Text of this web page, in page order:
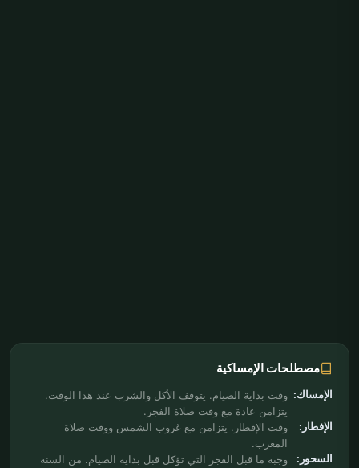
مصطلحات الإمساكية
الإمساك: وقت بداية الصيام. يتوقف الأكل والشرب عند هذا الوقت.
يتزامن عادة مع وقت صلاة الفجر.
الإفطار:
وقت الإفطار. يتزامن مع غروب الشمس ووقت صلاة
المغرب.
السحور:
وجبة ما قبل الفجر التي تؤكل قبل بداية الصيام. من السنة